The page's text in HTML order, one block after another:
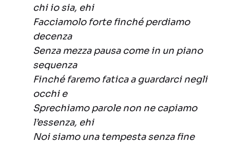
chi io sia, ehi
Facciamolo forte finché perdiamo
decenza
Senza mezza pausa come in un piano
sequenza
Finché faremo fatica a guardarci negli
occhi e
Sprechiamo parole non ne capiamo
l’essenza, ehi
Noi siamo una tempesta senza fine